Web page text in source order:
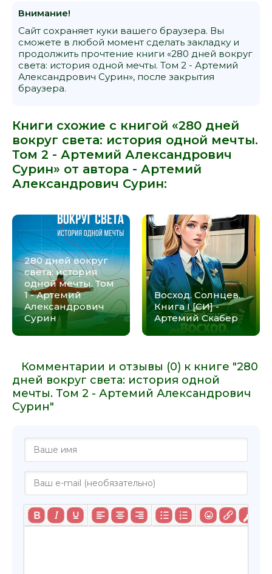
Внимание!
Сайт сохраняет куки вашего браузера. Вы
сможете в любой момент сделать закладку и
продолжить прочтение книги «280 дней вокруг
света: история одной мечты. Том 2 - Артемий
Александрович Сурин», после закрытия
браузера.
Книги схожие с книгой «280 дней
вокруг света: история одной мечты.
Том 2 - Артемий Александрович
Сурин» от автора - Артемий
Александрович Сурин:
280 дней вокруг
света: история
одной мечты. Том
1 - Артемий
Александрович
Сурин
Восход. Солнцев.
Книга I [СИ] -
Артемий Скабер
Комментарии и отзывы (0) к книге "280
дней вокруг света: история одной
мечты. Том 2 - Артемий Александрович
Сурин"